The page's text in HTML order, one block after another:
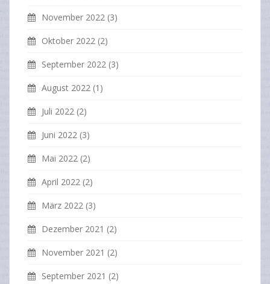
November 2022 (3)
Oktober 2022 (2)
September 2022 (3)
August 2022 (1)
Juli 2022 (2)
Juni 2022 (3)
Mai 2022 (2)
April 2022 (2)
März 2022 (3)
Dezember 2021 (2)
November 2021 (2)
September 2021 (2)